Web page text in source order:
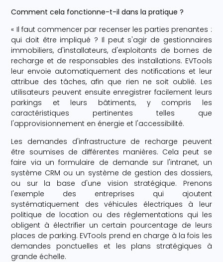
Comment cela fonctionne-t-il dans la pratique ?
« Il faut commencer par recenser les parties prenantes :
qui doit être impliqué ? Il peut s'agir de gestionnaires
immobiliers, d'installateurs, d'exploitants de bornes de
recharge et de responsables des installations. EVTools
leur envoie automatiquement des notifications et leur
attribue des tâches, afin que rien ne soit oublié. Les
utilisateurs peuvent ensuite enregistrer facilement leurs
parkings et leurs bâtiments, y compris les
caractéristiques pertinentes telles que
l'approvisionnement en énergie et l'accessibilité.
Les demandes d'infrastructure de recharge peuvent
être soumises de différentes manières. Cela peut se
faire via un formulaire de demande sur l'intranet, un
système CRM ou un système de gestion des dossiers,
ou sur la base d'une vision stratégique. Prenons
l'exemple des entreprises qui ajoutent
systématiquement des véhicules électriques à leur
politique de location ou des réglementations qui les
obligent à électrifier un certain pourcentage de leurs
places de parking. EVTools prend en charge à la fois les
demandes ponctuelles et les plans stratégiques à
grande échelle.